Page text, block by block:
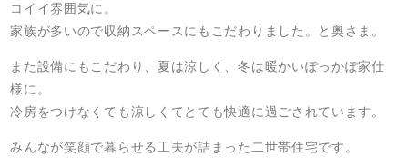
コイイ雰囲気に。
家族が多いので収納スペースにもこだわりました。と奥さま。
また設備にもこだわり、夏は涼しく、冬は暖かいぽっかぽ家仕
様に。
冷房をつけなくても涼しくてとても快適に過ごされています。
みんなが笑顔で暮らせる工夫が詰まった二世帯住宅です。